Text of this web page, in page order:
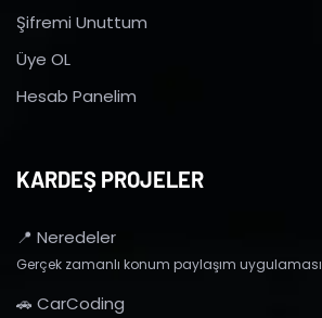
Şifremi Unuttum
Üye OL
Hesab Panelim
KARDEŞ PROJELER
📍 Neredeler
Gerçek zamanlı konum paylaşım uygulaması
🚗 CarCoding